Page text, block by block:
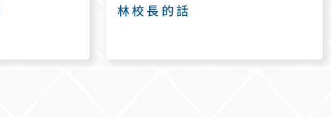
林校長的話